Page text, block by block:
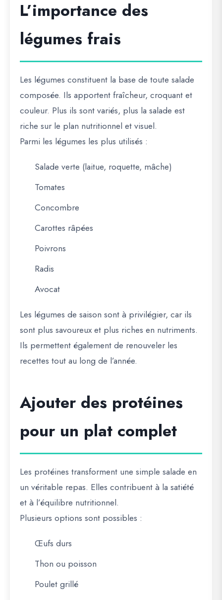
L’importance des
légumes frais
Les légumes constituent la base de toute salade
composée. Ils apportent fraîcheur, croquant et
couleur. Plus ils sont variés, plus la salade est
riche sur le plan nutritionnel et visuel.
Parmi les légumes les plus utilisés :
Salade verte (laitue, roquette, mâche)
Tomates
Concombre
Carottes râpées
Poivrons
Radis
Avocat
Les légumes de saison sont à privilégier, car ils
sont plus savoureux et plus riches en nutriments.
Ils permettent également de renouveler les
recettes tout au long de l’année.
Ajouter des protéines
pour un plat complet
Les protéines transforment une simple salade en
un véritable repas. Elles contribuent à la satiété
et à l’équilibre nutritionnel.
Plusieurs options sont possibles :
Œufs durs
Thon ou poisson
Poulet grillé